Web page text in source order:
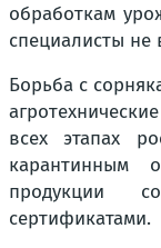
обработкам
специалисты не
Борьба с
всех этапах
карантинным
продукции
сертификатами.